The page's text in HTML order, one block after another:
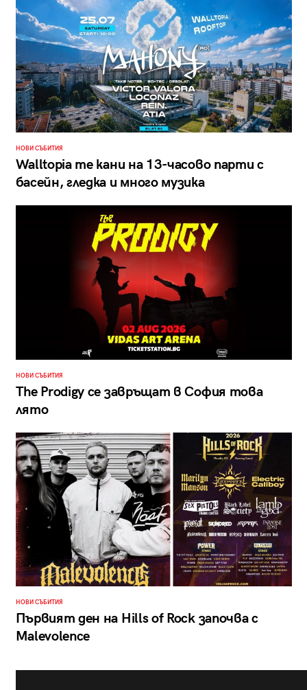
НОВИ СЪБИТИЯ
Walltopia те кани на 13-часово парти с
басейн, гледка и много музика
НОВИ СЪБИТИЯ
The Prodigy се завръщат в София това
лято
НОВИ СЪБИТИЯ
Първият ден на Hills of Rock започва с
Malevolence